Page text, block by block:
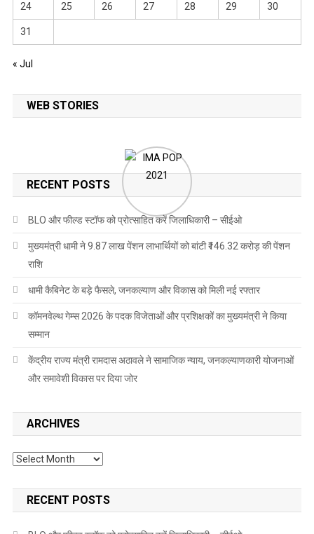
24 25 26 27 28 29 30
31
« Jul
WEB STORIES
RECENT POSTS
BLO और फील्ड स्टॉफ को प्रोत्साहित करें जिलाधिकारी – सीईओ
मुख्यमंत्री धामी ने 9.87 लाख पेंशन लाभार्थियों को बांटी ₹146.32 करोड़ की पेंशन
राशि
धामी कैबिनेट के बड़े फैसले, जनकल्याण और विकास को मिली नई रफ्तार
कॉमनवेल्थ गेम्स 2026 के पदक विजेताओं और प्रशिक्षकों का मुख्यमंत्री ने किया
सम्मान
केंद्रीय राज्य मंत्री रामदास अठावले ने सामाजिक न्याय, जनकल्याणकारी योजनाओं
और समावेशी विकास पर दिया जोर
ARCHIVES
Archives
RECENT POSTS